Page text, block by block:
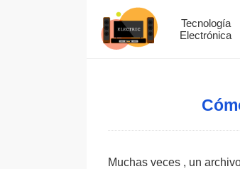
Tecnología
Electrónica
Muchas veces , un